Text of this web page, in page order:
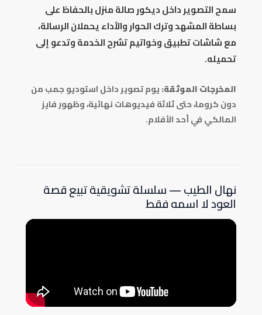
سمح التصوير داخل ديكور صالة منزل بالحفاظ على
بساطة المشهد وترك الحوار والأداء يحملان الرسالة،
مع شاشات تطبيق وخواتيم تشرح الخدمة وتدعو إلى
تحميله.
المخرجات الموثقة:يوم تصوير داخل استوديو جمب من
دون كروما، حتى ثلاثة فيديوهات نهائية، وظهور فايز
المالكي في أحد الأفلام.
نهال الطيب — سلسلة تشويقية تبيع قصة
العود لا اسمه فقط